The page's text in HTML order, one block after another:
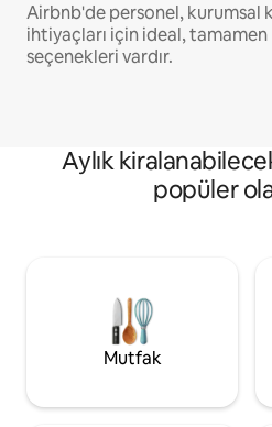
Airbnb'de personel, kurumsal
ihtiyaçları için ideal,
seçenekleri vardır.
Aylık
popüler
Mutfak